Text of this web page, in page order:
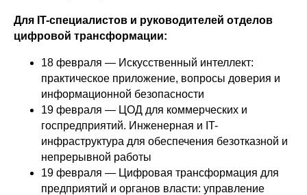
Для IT-специалистов и руководителей отделов
цифровой трансформации:
18 февраля — Искусственный интеллект:
практическое приложение, вопросы доверия и
информационной безопасности
19 февраля — ЦОД для коммерческих и
госпредприятий. Инженерная и IT-
инфраструктура для обеспечения безотказной и
непрерывной работы
19 февраля — Цифровая трансформация для
предприятий и органов власти: управление